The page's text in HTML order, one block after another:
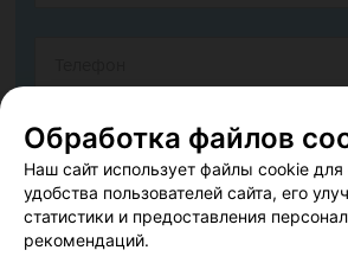
Обработка файлов
Наш сайт использует файлы cookie для
удобства пользователей сайта, его
статистики и предоставления
рекомендаций.